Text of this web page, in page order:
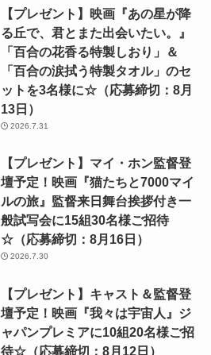
【プレゼント】映画『あの星が降
る丘で、君とまた出会いたい。』
「百合の花香る特製しおり」＆
「百合の涙拭う特製タオル」のセ
ットを3名様に☆（応募締切：8月
13日）
2026.7.31
【プレゼント】マイ・ホン監督登
壇予定！映画『猫たちと7000マイ
ルの旅』監督来日舞台挨拶付き一
般試写会に15組30名様ご招待
☆（応募締切：8月16日）
2026.7.30
【プレゼント】キャスト＆監督登
壇予定！映画『我々は宇宙人』ジ
ャパンプレミアに10組20名様ご招
待☆（応募締切：8月12日）